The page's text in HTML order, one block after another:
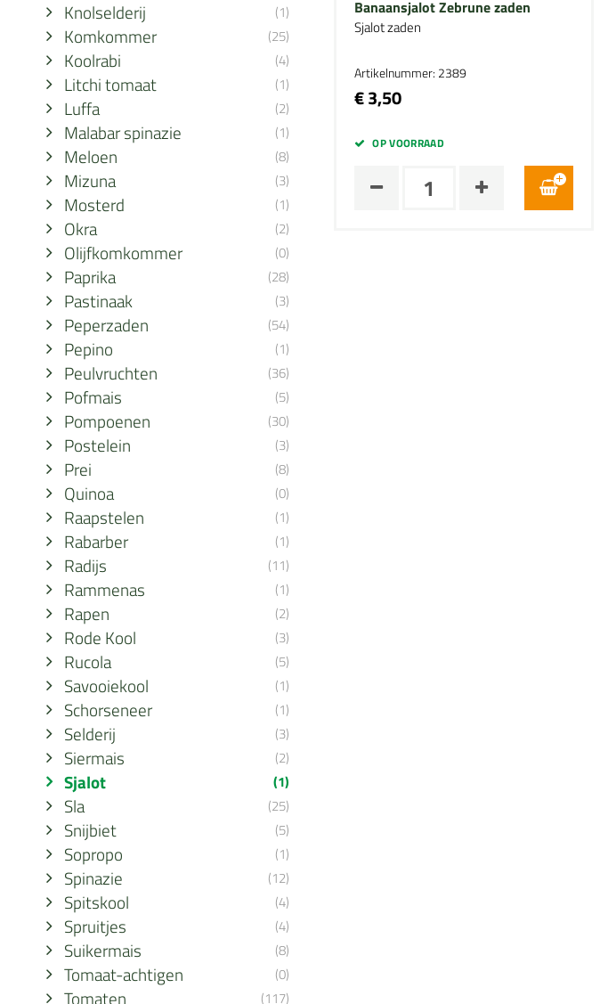
Knolselderij (1)
Komkommer (25)
Koolrabi (4)
Litchi tomaat (1)
Luffa (2)
Malabar spinazie (1)
Meloen (8)
Mizuna (3)
Mosterd (1)
Okra (2)
Olijfkomkommer (0)
Paprika (28)
Pastinaak (3)
Peperzaden (54)
Pepino (1)
Peulvruchten (36)
Pofmais (5)
Pompoenen (30)
Postelein (3)
Prei (8)
Quinoa (0)
Raapstelen (1)
Rabarber (1)
Radijs (11)
Rammenas (1)
Rapen (2)
Rode Kool (3)
Rucola (5)
Savooiekool (1)
Schorseneer (1)
Selderij (3)
Siermais (2)
Sjalot (1)
Sla (25)
Snijbiet (5)
Sopropo (1)
Spinazie (12)
Spitskool (4)
Spruitjes (4)
Suikermais (8)
Tomaat-achtigen (0)
Tomaten (117)
Banaansjalot Zebrune zaden
Sjalot zaden
Artikelnummer: 2389
€ 3,50
OP VOORRAAD